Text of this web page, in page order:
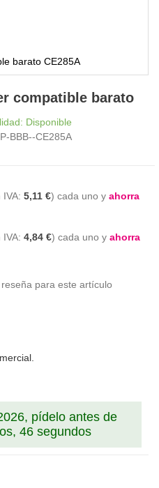
barato CE285A
compatible barato
Disponible
BBB--CE285A
5,11 € cada uno y ahorra
4,84 € cada uno y ahorra
para este artículo
pídelo antes de
46 segundos